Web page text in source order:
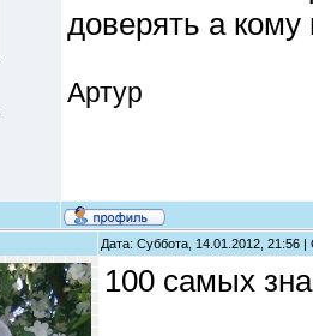
доверять а кому
Артур
Дата: Суббота, 14.01.2012, 21:56
100 самых